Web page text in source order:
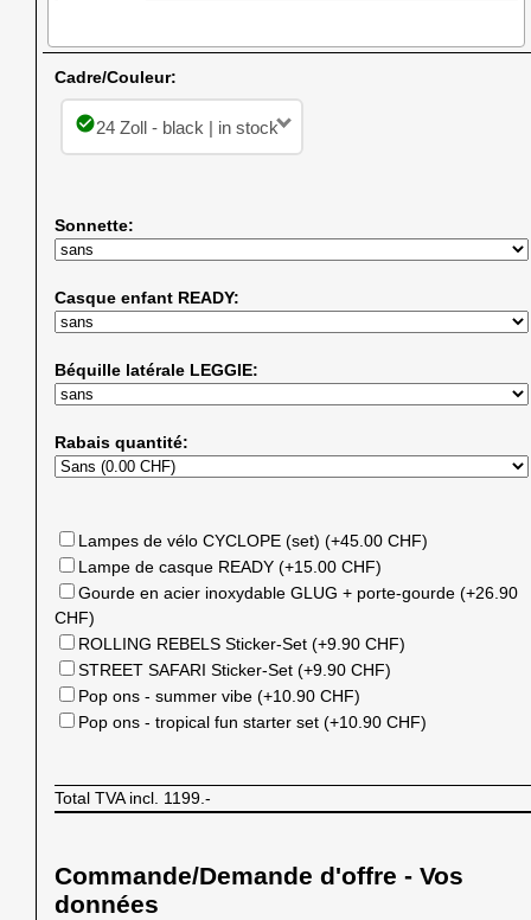
Cadre/Couleur:
check_circle24 Zoll - black | in stock
Sonnette:
Casque enfant READY:
Béquille latérale LEGGIE:
Rabais quantité:
Lampes de vélo CYCLOPE (set) (+45.00 CHF)
Lampe de casque READY (+15.00 CHF)
Gourde en acier inoxydable GLUG + porte-gourde (+26.90
CHF)
ROLLING REBELS Sticker-Set (+9.90 CHF)
STREET SAFARI Sticker-Set (+9.90 CHF)
Pop ons - summer vibe (+10.90 CHF)
Pop ons - tropical fun starter set (+10.90 CHF)
Total TVA incl. 1199.-
Commande/Demande d'offre - Vos
données